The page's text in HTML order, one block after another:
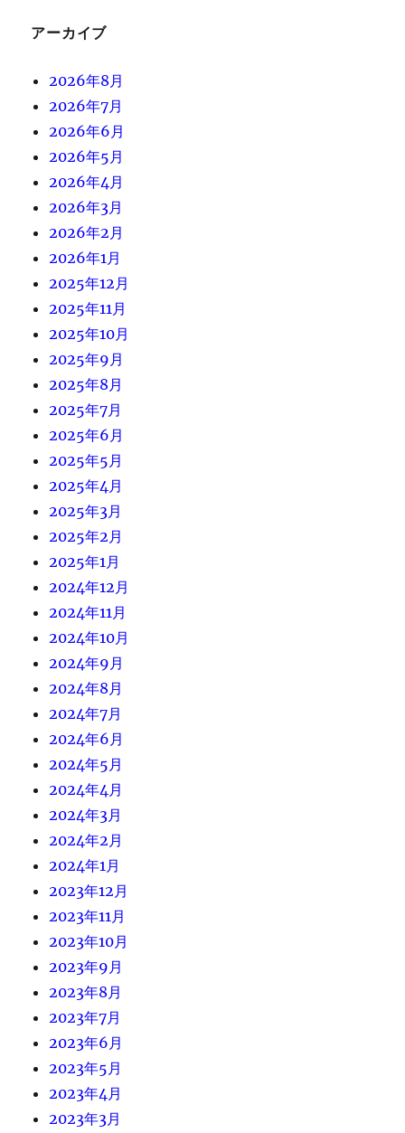
アーカイブ
2026年8月
2026年7月
2026年6月
2026年5月
2026年4月
2026年3月
2026年2月
2026年1月
2025年12月
2025年11月
2025年10月
2025年9月
2025年8月
2025年7月
2025年6月
2025年5月
2025年4月
2025年3月
2025年2月
2025年1月
2024年12月
2024年11月
2024年10月
2024年9月
2024年8月
2024年7月
2024年6月
2024年5月
2024年4月
2024年3月
2024年2月
2024年1月
2023年12月
2023年11月
2023年10月
2023年9月
2023年8月
2023年7月
2023年6月
2023年5月
2023年4月
2023年3月